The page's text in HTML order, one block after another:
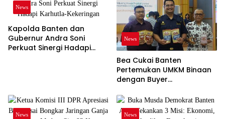
News
Kapolda Banten dan
Gubernur Andra Soni
Perkuat Sinergi Hadapi
News
Bea Cukai Banten
Pertemukan UMKM Binaan
dengan Buyer
News News